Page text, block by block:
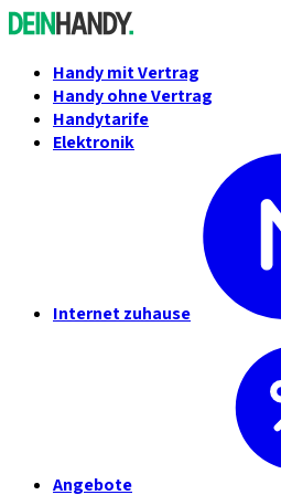
Handy mit Vertrag
Handy ohne Vertrag
Handytarife
Elektronik
Internet zuhause
Angebote